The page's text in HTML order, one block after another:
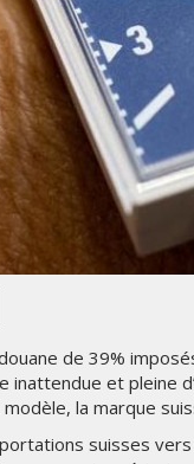
de 39%
inattendue et pleine
modèle, la marque
suisses
10 JANVIER 2025
MAN ET BMW
LEURS
UNE CAMPAGNE
IX3